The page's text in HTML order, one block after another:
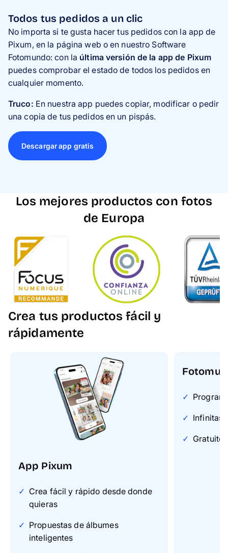
Todos tus pedidos a un clic
No importa si te gusta hacer tus pedidos con la app de
Pixum, en la página web o en nuestro Software
Fotomundo: con la última versión de la app de Pixum
puedes comprobar el estado de todos los pedidos en
cualquier momento.
Truco: En nuestra app puedes copiar, modificar o pedir
una copia de tus pedidos en un pispás.
Descargar app gratis
Los mejores productos con fotos
de Europa
Crea tus productos fácil y
rápidamente
App Pixum
Crea fácil y rápido desde donde
quieras
Propuestas de álbumes
inteligentes
Infinitas
Gratuito